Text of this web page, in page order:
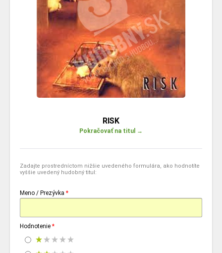
RISK
Pokračovať na titul →
Zadajte prostredníctom nižšie uvedeného formulára, ako hodnotíte
vyššie uvedený hudobný titul:
Meno / Prezývka *
Hodnotenie *